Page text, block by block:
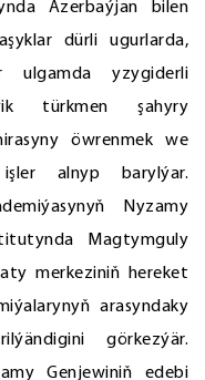
Azerbaýjan bilen
dürli ugurlarda,
ulgamda yzygiderli
türkmen şahyry
öwrenmek we
alnyp barylýar.
Nyzamy
Magtymguly
merkeziniň hereket
arasyndaky
görkezýär.
Genjewiniň edebi